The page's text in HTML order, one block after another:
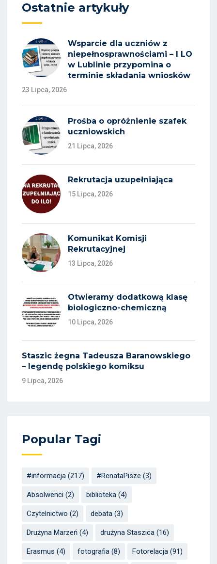
Ostatnie artykuły
Wsparcie dla uczniów z
niepełnosprawnościami – I LO
w Lublinie przypomina o
terminie składania wniosków
23 Lipca, 2026
Prośba o opróżnienie szafek
uczniowskich
21 Lipca, 2026
Rekrutacja uzupełniająca
15 Lipca, 2026
Komunikat Komisji
Rekrutacyjnej
13 Lipca, 2026
Otwieramy dodatkową klasę
biologiczno-chemiczną
10 Lipca, 2026
Staszic żegna Tadeusza Baranowskiego
– legendę polskiego komiksu
9 Lipca, 2026
Popular Tagi
#informacja (217) #RenataPisze (3)
Absolwenci (2) biblioteka (4)
Czytelnictwo (2) debata (3)
Drużyna Marzeń (4) drużyna Staszica (16)
Erasmus (4) fotografia (8) Fotorelacja (91)